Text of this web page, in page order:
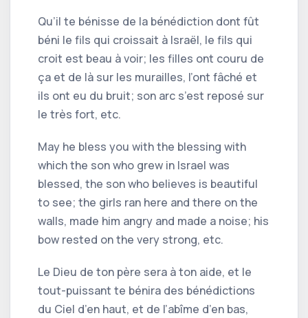
Qu’il te bénisse de la bénédiction dont fût
béni le fils qui croissait à Israël, le fils qui
croit est beau à voir; les filles ont couru de
ça et de là sur les murailles, l’ont fâché et
ils ont eu du bruit; son arc s’est reposé sur
le très fort, etc.
May he bless you with the blessing with
which the son who grew in Israel was
blessed, the son who believes is beautiful
to see; the girls ran here and there on the
walls, made him angry and made a noise; his
bow rested on the very strong, etc.
Le Dieu de ton père sera à ton aide, et le
tout-puissant te bénira des bénédictions
du Ciel d’en haut, et de l’abîme d’en bas,